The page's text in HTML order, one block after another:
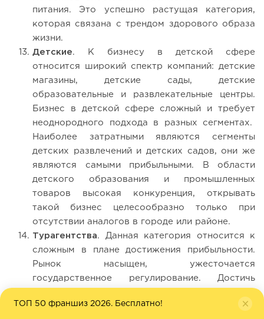
питания. Это успешно растущая категория,
которая связана с трендом здорового образа
жизни.
Детские . К бизнесу в детской сфере
относится широкий спектр компаний: детские
магазины, детские сады, детские
образовательные и развлекательные центры.
Бизнес в детской сфере сложный и требует
неоднородного подхода в разных сегментах.
Наиболее затратными являются сегменты
детских развлечений и детских садов, они же
являются самыми прибыльными. В области
детского образования и промышленных
товаров высокая конкуренция, открывать
такой бизнес целесообразно только при
отсутствии аналогов в городе или районе.
Турагентства . Данная категория относится к
сложным в плане достижения прибыльности.
Рынок насыщен, ужесточается
государственное регулирование. Достичь
предложением или с низкой ценой.
ТОП 50 франшиз 2026. Бесплатно!